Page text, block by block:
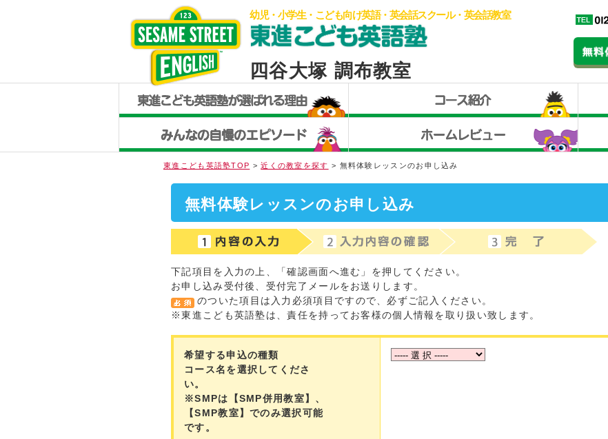
幼児・小学生・こども向け英語・英会話スクール・英会話教室
四谷大塚 調布教室
東進こども英語塾TOP >近くの教室を探す > 無料体験レッスンのお申し込み
無料体験レッスンのお申し込み
下記項目を入力の上、「確認画面へ進む」を押してください。
お申し込み受付後、受付完了メールをお送りします。
のついた項目は入力必須項目ですので、必ずご記入ください。
※東進こども英語塾は、責任を持ってお客様の個人情報を取り扱い致します。
希望する申込の種類
コース名を選択してくださ
い。
※SMPは【SMP併用教室】、
【SMP教室】でのみ選択可能
です。